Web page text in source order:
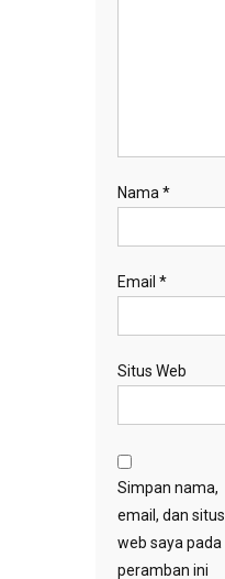
Nama *
Email *
Situs Web
Simpan nama,
email, dan situs
web saya pada
peramban ini